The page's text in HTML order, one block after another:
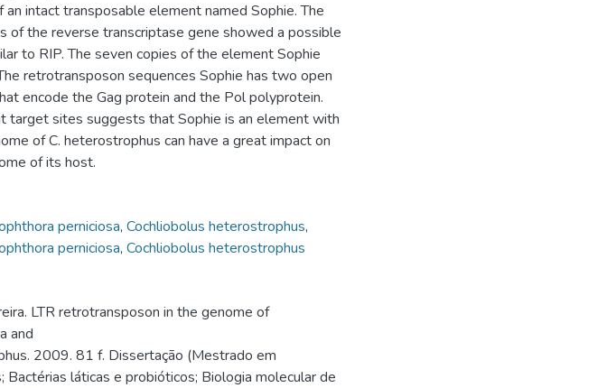
intact transposable element named Sophie. The
of the reverse transcriptase gene showed a possible
to RIP. The seven copies of the element Sophie
retrotransposon sequences Sophie has two open
encode the Gag protein and the Pol polyprotein.
target sites suggests that Sophie is an element with
of C. heterostrophus can have a great impact on
of its host.
perniciosa, Cochliobolus heterostrophus,
perniciosa, Cochliobolus heterostrophus
LTR retrotransposon in the genome of
and
2009. 81 f. Dissertação (Mestrado em
Bactérias láticas e probióticos; Biologia molecular de